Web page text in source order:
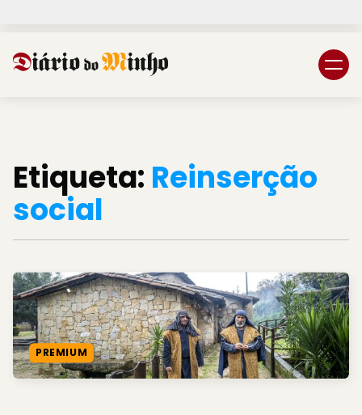
Etiqueta: Reinserção
social
PREMIUM